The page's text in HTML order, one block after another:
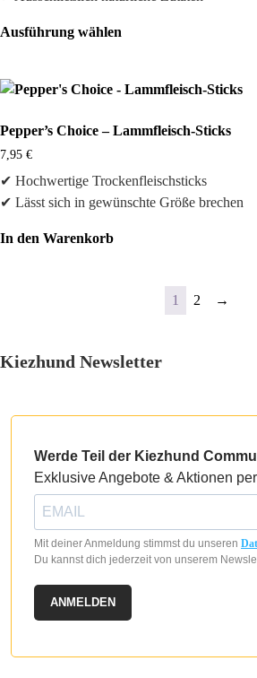
Ausführung wählen
weist
Varianten
auf.
Die
Optionen
auf
Pepper’s Choice – Lammfleisch-Sticks
7,95 €
✔ Hochwertige Trockenfleischsticks
✔ Lässt sich in gewünschte Größe brechen
In den Warenkorb
1 2 →
Kiezhund Newsletter
Werde Teil der Kiezhund
Exklusive Angebote & Aktionen
Mit deiner Anmeldung stimmst du unseren
Du kannst dich jederzeit von unserem
ANMELDEN